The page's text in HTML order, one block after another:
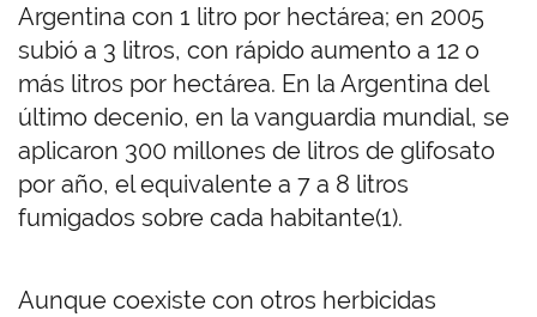
Argentina con 1 litro por hectárea; en 2005
subió a 3 litros, con rápido aumento a 12 o
más litros por hectárea. En la Argentina del
último decenio, en la vanguardia mundial, se
aplicaron 300 millones de litros de glifosato
por año, el equivalente a 7 a 8 litros
fumigados sobre cada habitante(1).
Aunque coexiste con otros herbicidas